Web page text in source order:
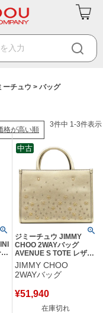
ーチュウ バッグ
格が高い順
3件中 1-3件表示
ジミーチュウ JIMMY
CHOO 2WAYバッグ
AVENUE S TOTE レザー
ゴールド ゴールド金具 ハ
ンドバッグ ショルダー ク
リスタルスター スタッズ
JIMMY CHOO
2WAYバッグ
¥51,940
在庫切れ
中古